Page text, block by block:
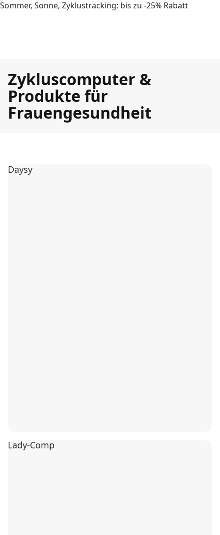
Sommer, Sonne, Zyklustracking: bis zu -25% Rabatt
Zykluscomputer &
Produkte für
Frauengesundheit
Daysy
Lady-Comp